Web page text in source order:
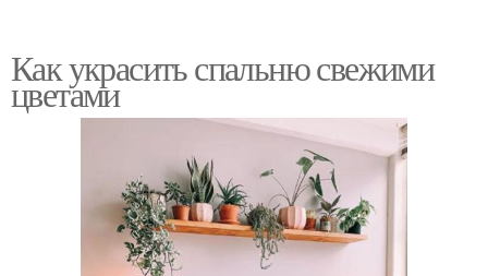
Как украсить спальню свежими
цветами